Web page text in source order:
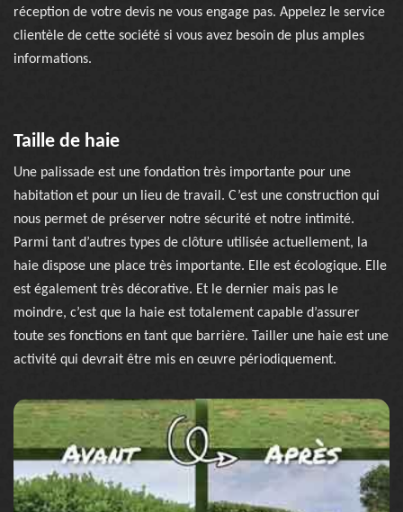
réception de votre devis ne vous engage pas. Appelez le service
clientèle de cette société si vous avez besoin de plus amples
informations.
Taille de haie
Une palissade est une fondation très importante pour une
habitation et pour un lieu de travail. C’est une construction qui
nous permet de préserver notre sécurité et notre intimité.
Parmi tant d’autres types de clôture utilisée actuellement, la
haie dispose une place très importante. Elle est écologique. Elle
est également très décorative. Et le dernier mais pas le
moindre, c’est que la haie est totalement capable d’assurer
toute ses fonctions en tant que barrière. Tailler une haie est une
activité qui devrait être mis en œuvre périodiquement.